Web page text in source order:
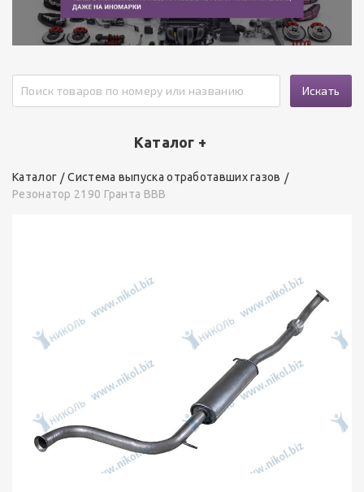
Искать
Каталог +
Каталог
Система выпуска отработавших газов
Резонатор 2190 Гранта ВВВ